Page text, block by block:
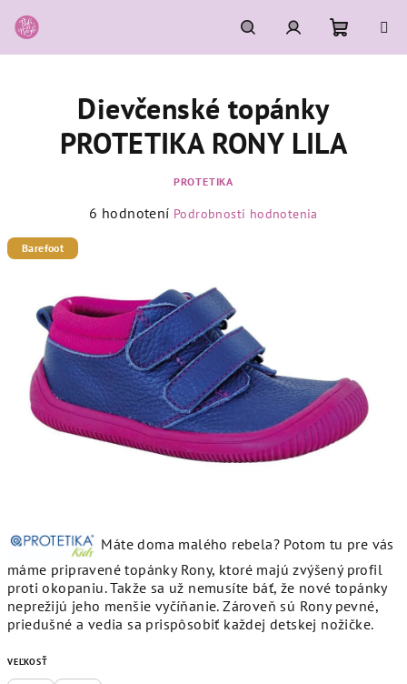
na
obsah
HľadaťPrihlásenie
Máte doma malého rebela? Potom tu pre vás
máme pripravené topánky Rony, ktoré majú zvýšený profil
proti okopaniu. Takže sa už nemusíte báť, že nové topánky
neprežijú jeho menšie vyčíňanie. Zároveň sú Rony pevné,
priedušné a vedia sa prispôsobiť každej detskej nožičke.
VEĽKOSŤ
Dievčenské topánky
PROTETIKA RONY LILA
PROTETIKA
Priemerné
z
5
hviezdičiek.
6 hodnotení Podrobnosti hodnotenia
Barefoot